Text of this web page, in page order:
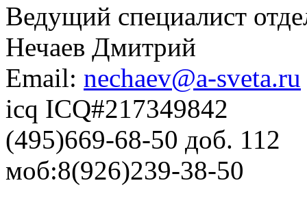
Ведущий специалист
Нечаев Дмитрий
Email: nechaev@a-sveta.ru
icq ICQ#217349842
(495)669-68-50 доб. 112
моб:8(926)239-38-50